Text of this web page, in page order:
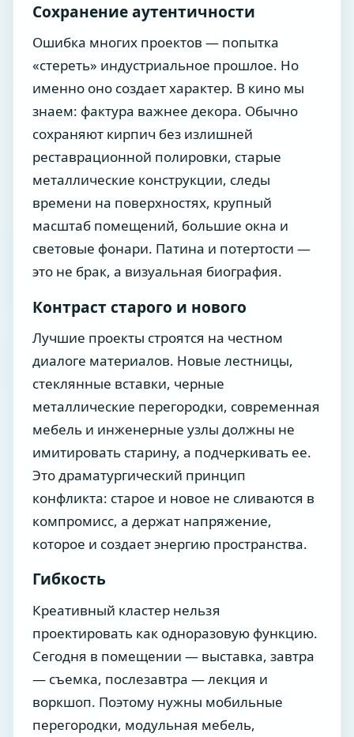
Сохранение аутентичности
Ошибка многих проектов — попытка
«стереть» индустриальное прошлое. Но
именно оно создает характер. В кино мы
знаем: фактура важнее декора. Обычно
сохраняют кирпич без излишней
реставрационной полировки, старые
металлические конструкции, следы
времени на поверхностях, крупный
масштаб помещений, большие окна и
световые фонари. Патина и потертости —
это не брак, а визуальная биография.
Контраст старого и нового
Лучшие проекты строятся на честном
диалоге материалов. Новые лестницы,
стеклянные вставки, черные
металлические перегородки, современная
мебель и инженерные узлы должны не
имитировать старину, а подчеркивать ее.
Это драматургический принцип
конфликта: старое и новое не сливаются в
компромисс, а держат напряжение,
которое и создает энергию пространства.
Гибкость
Креативный кластер нельзя
проектировать как одноразовую функцию.
Сегодня в помещении — выставка, завтра
— съемка, послезавтра — лекция и
воркшоп. Поэтому нужны мобильные
перегородки, модульная мебель,